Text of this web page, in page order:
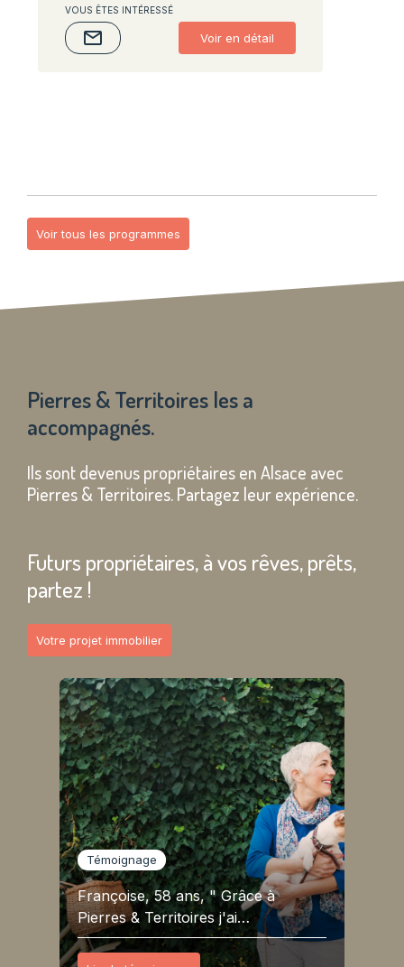
VOUS ÊTES INTÉRESSÉ
Voir en détail
Voir tous les programmes
Pierres & Territoires les a
accompagnés.
Ils sont devenus propriétaires en Alsace avec
Pierres & Territoires. Partagez leur expérience.
Futurs propriétaires,à vos rêves, prêts,
partez !
Votre projet immobilier
Témoignage
Françoise, 58 ans, " Grâce à
Pierres & Territoires j'ai…